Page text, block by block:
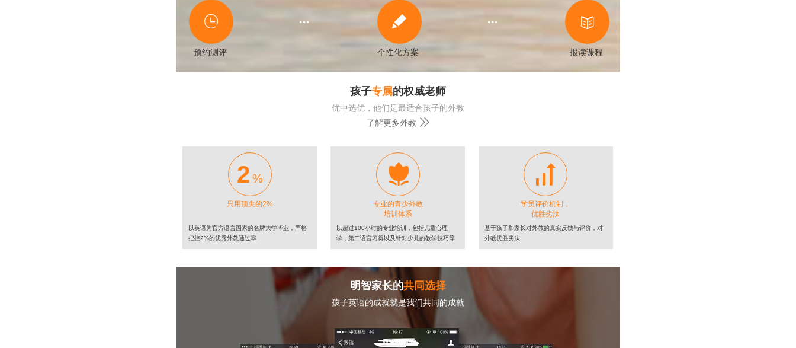

预约测评
 
个性化方案
 
报读课程
孩子专属的权威老师
优中选优，他们是最适合孩子的外教
了解更多外教 
2 %
只用顶尖的2%
以英语为官方语言国家的名牌大学毕业，严格
把控2%的优秀外教通过率

专业的青少外教
培训体系
以超过100小时的专业培训，包括儿童心理
学，第二语言习得以及针对少儿的教学技巧等

学员评价机制，
优胜劣汰
基于孩子和家长对外教的真实反馈与评价，对
外教优胜劣汰
明智家长的共同选择
孩子英语的成就就是我们共同的成就